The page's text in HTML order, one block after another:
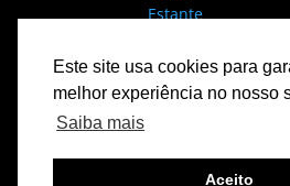
Este site usa cookies para
melhor experiência no nosso
Saiba mais
Aceito
Estante
Roupeiro
Facebook
RSS